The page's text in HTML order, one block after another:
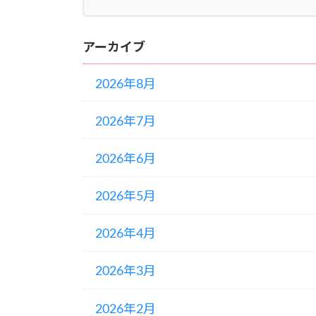
アーカイブ
2026年8月
2026年7月
2026年6月
2026年5月
2026年4月
2026年3月
2026年2月